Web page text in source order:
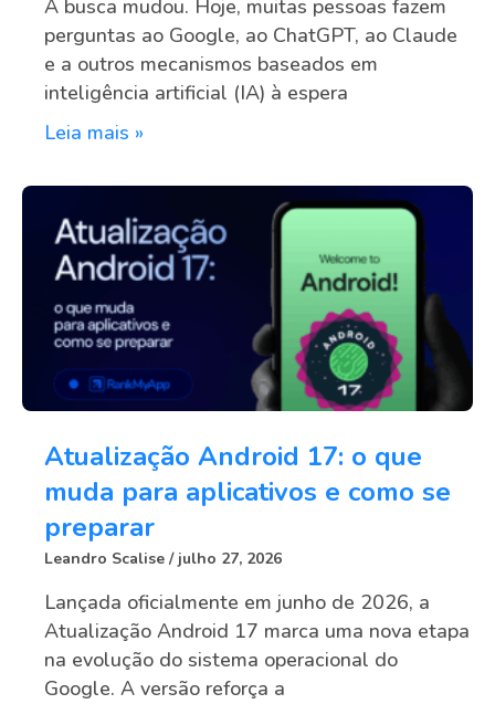
A busca mudou. Hoje, muitas pessoas fazem
perguntas ao Google, ao ChatGPT, ao Claude
e a outros mecanismos baseados em
inteligência artificial (IA) à espera
Leia mais »
Atualização Android 17: o que
muda para aplicativos e como se
preparar
Leandro Scalise julho 27, 2026
Lançada oficialmente em junho de 2026, a
Atualização Android 17 marca uma nova etapa
na evolução do sistema operacional do
Google. A versão reforça a